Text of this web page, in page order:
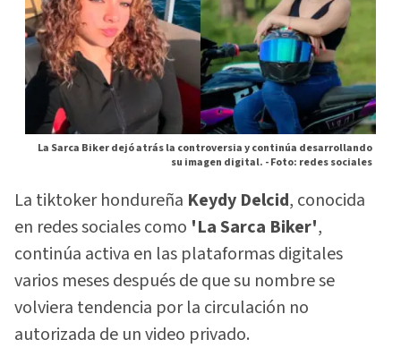
La Sarca Biker dejó atrás la controversia y continúa desarrollando
su imagen digital. -Foto: redes sociales
La tiktoker hondureña Keydy Delcid, conocida
en redes sociales como 'La Sarca Biker',
continúa activa en las plataformas digitales
varios meses después de que su nombre se
volviera tendencia por la circulación no
autorizada de un video privado.